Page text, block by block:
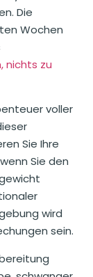
Die
Wochen
nichts zu
voller
Sie Ihre
Sie den
wird
sein.